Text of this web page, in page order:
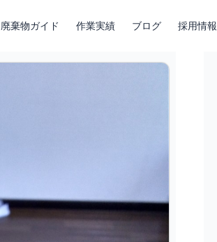
廃棄物ガイド 作業実績 ブログ 採用情報